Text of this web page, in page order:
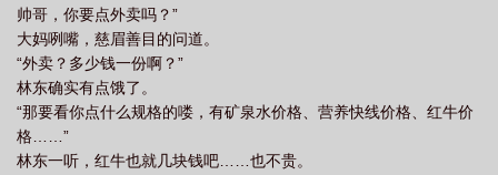
帅哥，你要点外卖吗？”
大妈咧嘴，慈眉善目的问道。
“外卖？多少钱一份啊？”
林东确实有点饿了。
“那要看你点什么规格的喽，有矿泉水价格、营养快线价格、红牛价
格……”
林东一听，红牛也就几块钱吧……也不贵。